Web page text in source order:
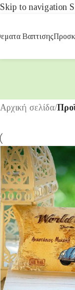
Skip to navigation
Βαπτισης
Αρχική σελίδα/